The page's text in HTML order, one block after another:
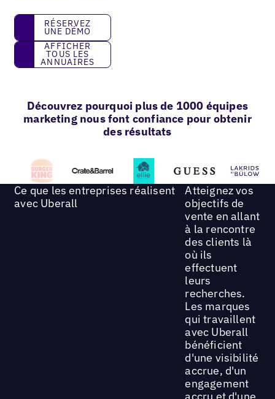
réservez une démo
RÉSERVEZ
UNE DÉMO
Afficher tous les annuaires
AFFICHER
TOUS LES
ANNUAIRES
Découvrez pourquoi plus de 1000 équipes
marketing nous font confiance pour obtenir
des résultats
Ce que les entreprises réalisent
avec Uberall
Atteignez vos
objectifs de
vente en allant
à la rencontre
des clients là
où ils
effectuent
leurs
recherches.
Les marques
qui travaillent
avec Uberall
bénéficient
d'une visibilité
accrue, d'un
engagement
accru et d'une